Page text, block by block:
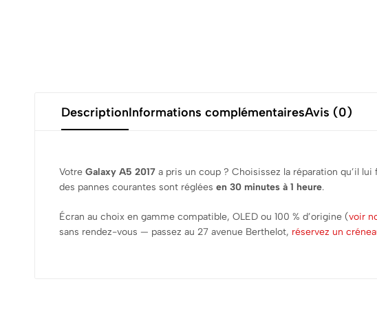
DescriptionInformations complémentairesAvis (0)
Votre Galaxy A5 2017 a pris un coup ? Choisissez la réparation qu’il
des pannes courantes sont réglées en 30 minutes à 1 heure.
Écran au choix en gamme compatible, OLED ou 100 % d’origine (voir
sans rendez-vous — passez au 27 avenue Berthelot, réservez un